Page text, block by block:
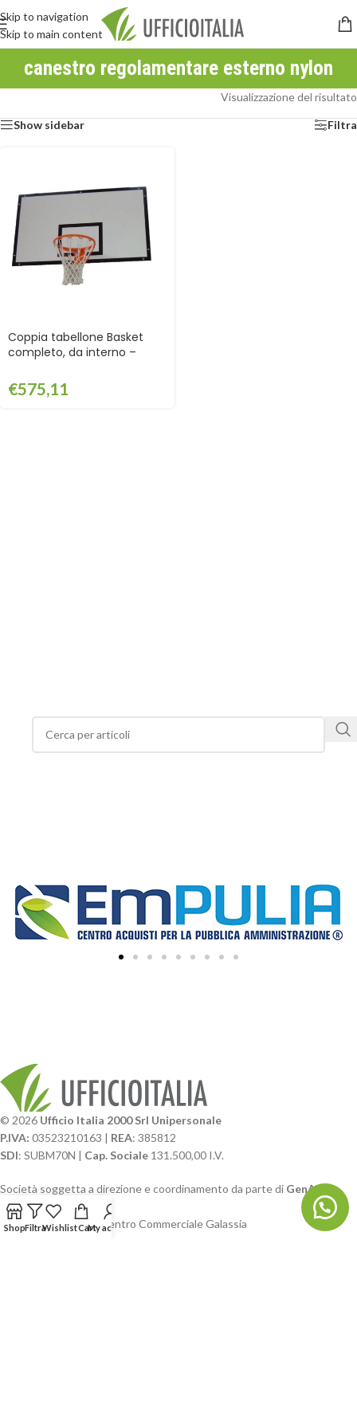
Skip to navigation
Skip to main content
canestro regolamentare esterno nylon
Visualizzazione del risultato
Show sidebar Filtra
Coppia tabellone Basket
completo, da interno –
€575,11
© 2026 Ufficio Italia 2000 Srl Unipersonale
P.IVA: 03523210163 | REA: 385812
SDI: SUBM70N | Cap. Sociale 131.500,00 I.V.
Società soggetta a direzione e coordinamento da parte di GenALFA
Holding srl
Via A. Ponti n. 4 – Centro Commerciale Galassia
ShopFiltraWishlistCartMy account